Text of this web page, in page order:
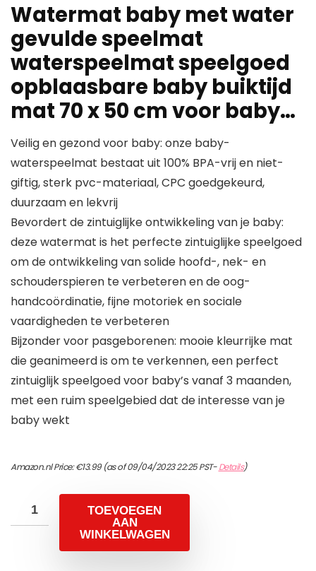
Watermat baby met water
gevulde speelmat
waterspeelmat speelgoed
opblaasbare baby buiktijd
mat 70 x 50 cm voor baby…
Veilig en gezond voor baby: onze baby-
waterspeelmat bestaat uit 100% BPA-vrij en niet-
giftig, sterk pvc-materiaal, CPC goedgekeurd,
duurzaam en lekvrij
Bevordert de zintuiglijke ontwikkeling van je baby:
deze watermat is het perfecte zintuiglijke speelgoed
om de ontwikkeling van solide hoofd-, nek- en
schouderspieren te verbeteren en de oog-
handcoördinatie, fijne motoriek en sociale
vaardigheden te verbeteren
Bijzonder voor pasgeborenen: mooie kleurrijke mat
die geanimeerd is om te verkennen, een perfect
zintuiglijk speelgoed voor baby’s vanaf 3 maanden,
met een ruim speelgebied dat de interesse van je
baby wekt
Amazon.nl Price:€13.99(as of 09/04/2023 22:25 PST-Details)
TOEVOEGEN
AAN
WINKELWAGEN